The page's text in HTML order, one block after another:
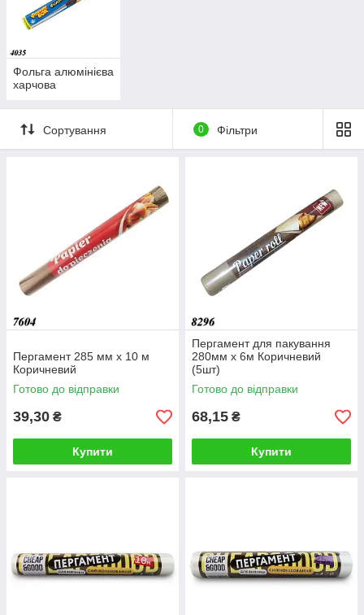
Фольга алюмінієва
харчова
Сортування 0 Фільтри
Пергамент 285 мм х 10 м
Коричневий
Готово до відправки
39,30 ₴
Купити
Пергамент для пакування
280мм х 6м Коричневий
(5шт)
Готово до відправки
68,15 ₴
Купити